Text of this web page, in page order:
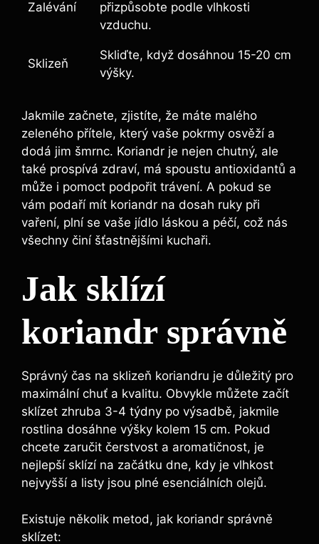
Zalévání
přizpůsobte podle vlhkosti
vzduchu.
Sklizeň
Skliďte, když dosáhnou 15-20 cm
výšky.
Jakmile začnete, zjistíte, že máte malého
zeleného přítele, který vaše pokrmy osvěží a
dodá jim šmrnc. Koriandr je nejen chutný, ale
také prospívá zdraví, má spoustu antioxidantů a
může i pomoct podpořit trávení. A pokud se
vám podaří mít koriandr na dosah ruky při
vaření, plní se vaše jídlo láskou a péčí, což nás
všechny činí šťastnějšími kuchaři.
Jak sklízí
koriandr správně
Správný čas na sklizeň koriandru je důležitý pro
maximální chuť a kvalitu. Obvykle můžete začít
sklízet zhruba 3-4 týdny po výsadbě, jakmile
rostlina dosáhne výšky kolem 15 cm. Pokud
chcete zaručit čerstvost a aromatičnost, je
nejlepší sklízí na začátku dne, kdy je vlhkost
nejvyšší a listy jsou plné esenciálních olejů.
Existuje několik metod, jak koriandr správně
sklízet: